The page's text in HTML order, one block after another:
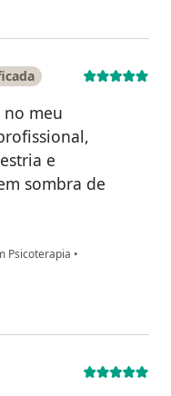
meu
e
sombra de
Psicoterapia •